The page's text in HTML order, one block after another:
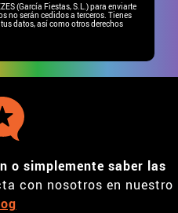
(García Fiestas, S.L.) para enviarte
no serán cedidos a terceros. Tienes
datos, así como otros derechos
o simplemente saber las
con nosotros en nuestro